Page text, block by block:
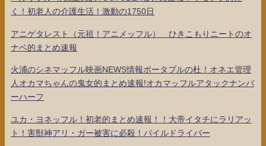
く！初老人の介護生活！激動の1750日
アニゲタレスト（元祖！アニメッフル） ひきこもりニートのオ
ナベ的まとめ速報
火浦のシネマッフル映画NEWS情報ポータブルの杜！オネエ管理
人オカマちゃんの鬼女的まとめ速報!オカマッフルアタックナンバ
ーハーフ
ユカ・ヨネッフル！初老的まとめ速報！！大帝イタチにラリアッ
ト！害獣神アリ・ガー被害に必殺！パイルドライバー